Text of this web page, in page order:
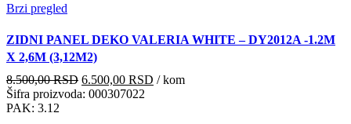
Brzi pregled
ZIDNI PANEL DEKO VALERIA WHITE – DY2012A -1.2M
X 2,6M (3,12M2)
8.500,00RSD Originalna
cena
6.500,00 RSD Trenutna
/ kom
Šifra proizvoda: 000307022
PAK: 3.12